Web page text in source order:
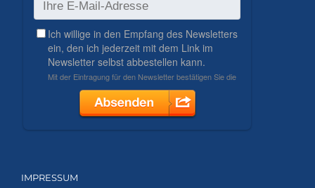
IMPRESSUM